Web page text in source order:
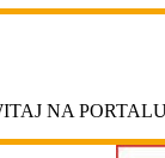
NA